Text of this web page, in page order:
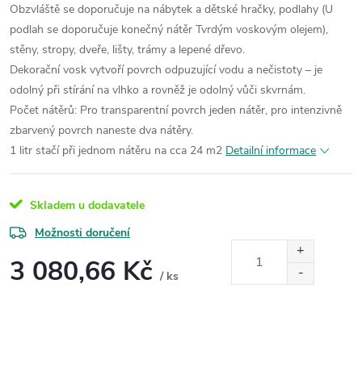
Obzvláště se doporučuje na nábytek a dětské hračky, podlahy (U
podlah se doporučuje konečný nátěr Tvrdým voskovým olejem),
stěny, stropy, dveře, lišty, trámy a lepené dřevo.
Dekorační vosk vytvoří povrch odpuzující vodu a nečistoty – je
odolný při stírání na vlhko a rovněž je odolný vůči skvrnám.
Počet nátěrů: Pro transparentní povrch jeden nátěr, pro intenzivně
zbarvený povrch naneste dva nátěry.
1 litr stačí při jednom nátěru na cca 24 m2 Detailní informace
Skladem u dodavatele
Možnosti doručení
3 080,66 Kč / ks